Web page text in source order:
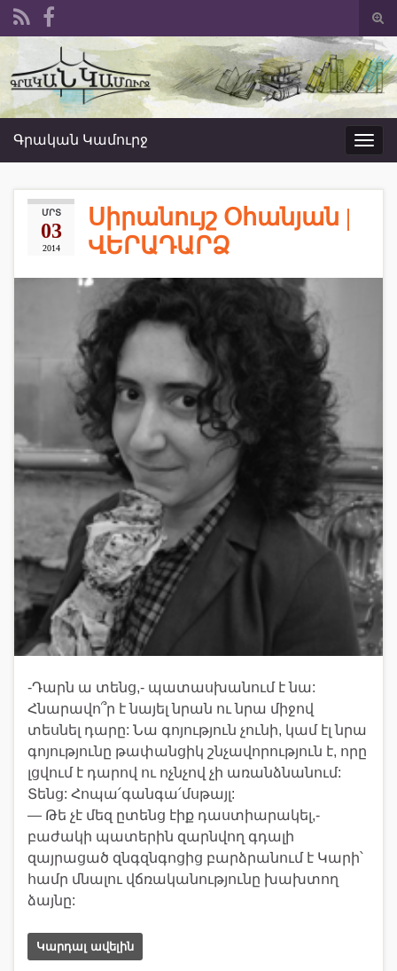
form
Search for:
Գրական Կամուրջ
ՄՐՏ
03
2014
Սիրանույշ Օհանյան |
ՎԵՐԱԴԱՐՁ
-Դարն ա տենց,- պատասխանում է նա:
Հնարավո՞ր է նայել նրան ու նրա միջով
տեսնել դարը: Նա գոյություն չունի, կամ էլ նրա
գոյությունը թափանցիկ շնչավորություն է, որը
լցվում է դարով ու ոչնչով չի առանձնանում:
Տենց: Հոպա՛գանգա՛մսթայլ:
— Թե չէ մեզ ըտենց էիք դաստիարակել,-
բաժակի պատերին զարնվող գդալի
զայրացած զնգզնգոցից բարձրանում է Կարի՝
համր մնալու վճռականությունը խախտող
ձայնը:
Կարդալ ավելին